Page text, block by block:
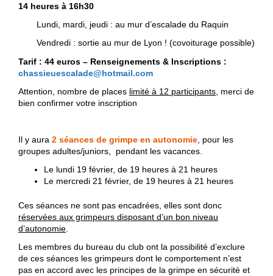
14 heures à 16h30
Lundi, mardi, jeudi : au mur d’escalade du Raquin
Vendredi : sortie au mur de Lyon ! (covoiturage possible)
Tarif : 44 euros – Renseignements & Inscriptions :
chassieuescalade@hotmail.com
Attention, nombre de places limité à 12 participants , merci de
bien confirmer votre inscription
Il y aura 2 séances de grimpe en autonomie , pour les
groupes adultes/juniors, pendant les vacances.
Le lundi 19 février, de 19 heures à 21 heures
Le mercredi 21 février, de 19 heures à 21 heures
Ces séances ne sont pas encadrées, elles sont donc
réservées aux grimpeurs disposant d’un bon niveau
d’autonomie.
Les membres du bureau du club ont la possibilité d’exclure
de ces séances les grimpeurs dont le comportement n’est
pas en accord avec les principes de la grimpe en sécurité et